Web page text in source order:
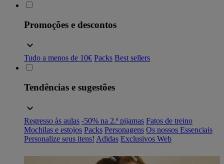
Promoções e descontos
Tudo a menos de 10€ Packs Best sellers
Tendências e sugestões
Regresso às aulas -50% na 2.ª pijamas Fatos de treino
Mochilas e estojos Packs Personagens Os nossos Essenciais
Personalize seus itens! Adidas Exclusivos Web